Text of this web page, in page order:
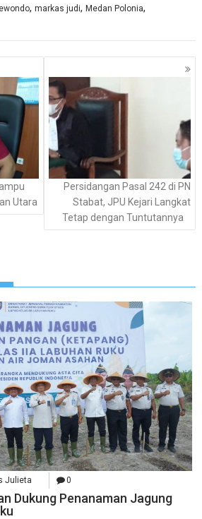
,markas judi,Medan Polonia,
Utara
Persidangan Pasal 242 di PN
Stabat, JPU Kejari Langkat
Tetap dengan Tuntutannya
Julieta 0
Dukung Penanaman Jagung